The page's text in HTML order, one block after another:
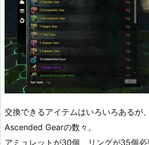
交換できるアイテムはいろいろあるが
Ascended Gearの数々。
アミュレットが30個、リングが35個必